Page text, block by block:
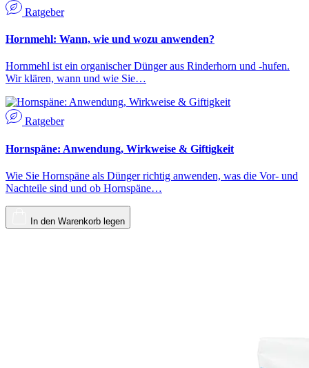
Ratgeber
Hornmehl: Wann, wie und wozu anwenden?
Hornmehl ist ein organischer Dünger aus Rinderhorn und -hufen.
Wir klären, wann und wie Sie…
Ratgeber
Hornspäne: Anwendung, Wirkweise & Giftigkeit
Wie Sie Hornspäne als Dünger richtig anwenden, was die Vor- und
Nachteile sind und ob Hornspäne…
In den Warenkorb legen